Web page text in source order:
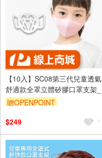
【10入】SC08第三代兒童透氣
舒適款全罩立體矽膠口罩支架_
贈OPENPOINT
$249